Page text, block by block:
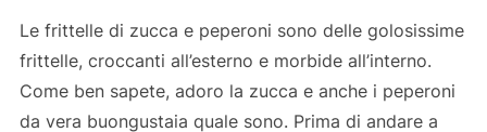
Le frittelle di zucca e peperoni sono delle golosissime
frittelle, croccanti all’esterno e morbide all’interno.
Come ben sapete, adoro la zucca e anche i peperoni
da vera buongustaia quale sono. Prima di andare a